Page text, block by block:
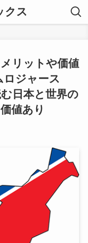
クス
リットや価値
ロジャース
日本と世界の
値あり